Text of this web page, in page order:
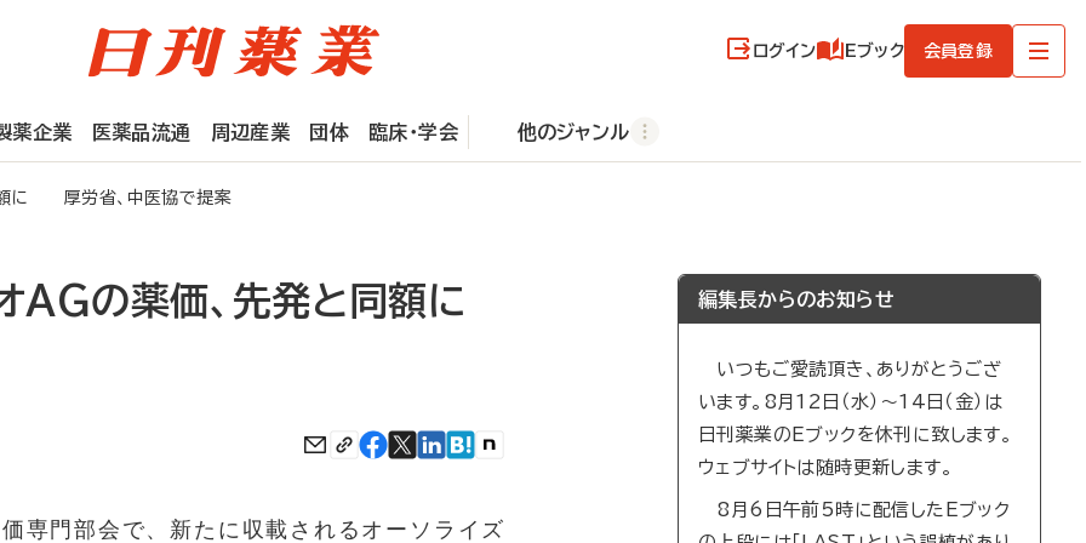
ログイン Eブック 会員登録
薬企業 医薬品流通 周辺産業 団体 臨床・学会 他のジャンル
額に 厚労省、中医協で提案
オAGの薬価、先発と同額に
門部会で、新たに収載されるオーソライズ
編集長からのお知らせ
いつもご愛読頂き、ありがとうござ
います。8月12日（水）～14日（金）は
日刊薬業のEブックを休刊に致します。
ウェブサイトは随時更新します。
8月6日午前5時に配信したEブック